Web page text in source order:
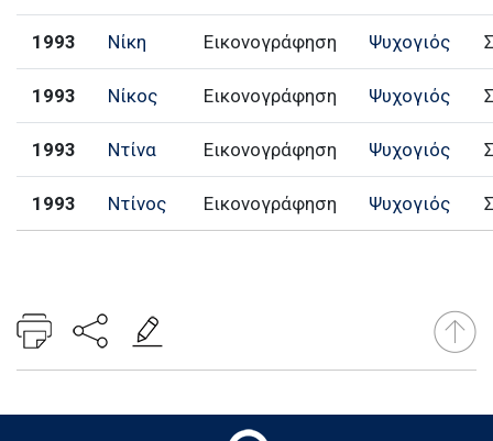
1993 Νίκη Εικονογράφηση Ψυχογιός
1993 Νίκος Εικονογράφηση Ψυχογιός
1993 Ντίνα Εικονογράφηση Ψυχογιός
1993 Ντίνος Εικονογράφηση Ψυχογιός